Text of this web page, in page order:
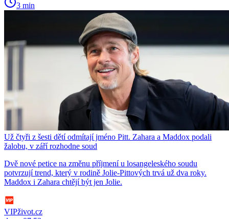
3 min
Už čtyři z šesti dětí odmítají jméno Pitt. Zahara a Maddox podali
žalobu, v září rozhodne soud
Dvě nové petice na změnu příjmení u losangeleského soudu
potvrzují trend, který v rodině Jolie-Pittových trvá už dva roky.
Maddox i Zahara chtějí být jen Jolie.
VIPživot.cz